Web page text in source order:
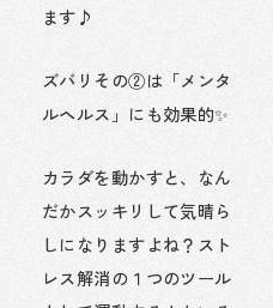
ます♪
ズバリその②は「メンタ
ルヘルス」にも効果的✨
カラダを動かすと、なん
だかスッキリして気晴ら
しになりますよね？スト
レス解消の１つのツール